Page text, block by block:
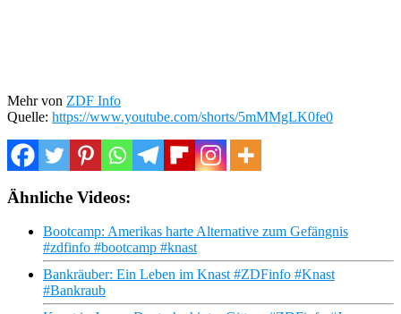
Mehr von ZDF Info
Quelle: https://www.youtube.com/shorts/5mMMgLK0fe0
Ähnliche Videos:
Bootcamp: Amerikas harte Alternative zum Gefängnis
#zdfinfo #bootcamp #knast
Bankräuber: Ein Leben im Knast #ZDFinfo #Knast
#Bankraub